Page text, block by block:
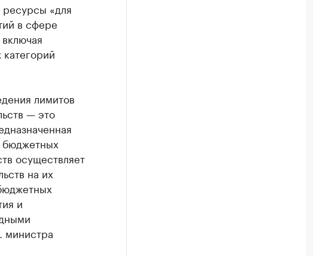
ресурсы «для
в сфере
лимитов
— это
бюджетных
осуществляет
на их
и
министра